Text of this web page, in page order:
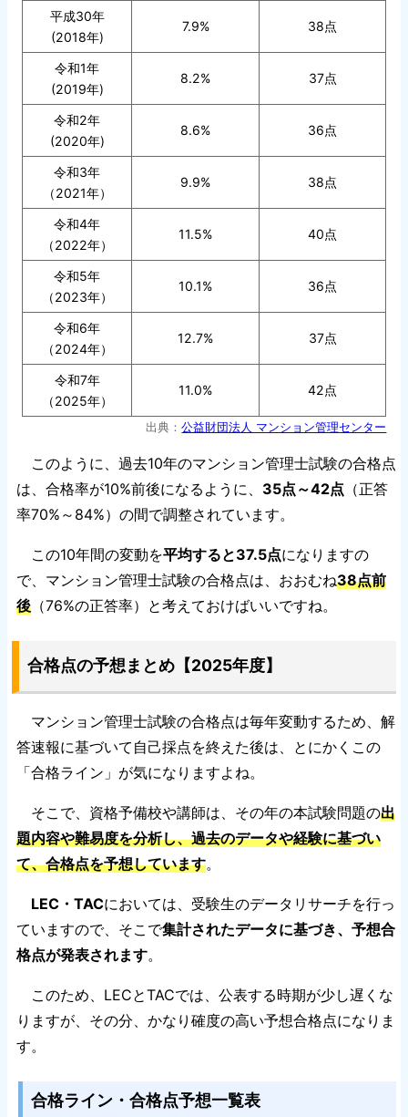
平成30年
(2018年)
7.9% 38点
令和1年
(2019年)
8.2% 37点
令和2年
(2020年)
8.6% 36点
令和3年
（2021年）
9.9% 38点
令和4年
（2022年）
11.5% 40点
令和5年
（2023年）
10.1% 36点
令和6年
（2024年）
12.7% 37点
令和7年
（2025年）
11.0% 42点
出典：公益財団法人 マンション管理センター
このように、過去10年のマンション管理士試験の合格点
は、合格率が10%前後になるように、 35点～42点 （正答
率70%～84%）の間で調整されています。
この10年間の変動を平均すると37.5点になりますの
で、マンション管理士試験の合格点は、おおむね38点前
後 （76%の正答率）と考えておけばいいですね。
合格点の予想まとめ【2025年度】
マンション管理士試験の合格点は毎年変動するため、解
答速報に基づいて自己採点を終えた後は、とにかくこの
「合格ライン」が気になりますよね。
そこで、資格予備校や講師は、その年の本試験問題の出
題内容や難易度を分析し、過去のデータや経験に基づい
て、合格点を予想しています。
LEC・TACにおいては、受験生のデータリサーチを行っ
ていますので、そこで集計されたデータに基づき、予想合
格点が発表されます。
このため、LECとTACでは、公表する時期が少し遅くな
りますが、その分、かなり確度の高い予想合格点になりま
す。
合格ライン・合格点予想一覧表